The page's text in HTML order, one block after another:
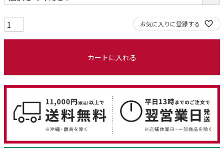
)
お気に入りに登録する
カートに入れる